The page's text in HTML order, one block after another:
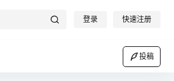
登录 快速注册
投稿